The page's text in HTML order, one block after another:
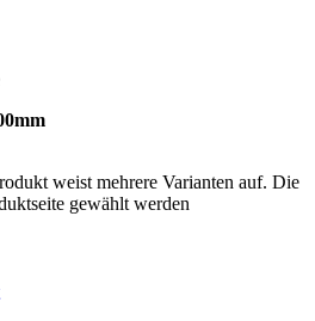
weist mehrere Varianten auf. Die
gewählt werden